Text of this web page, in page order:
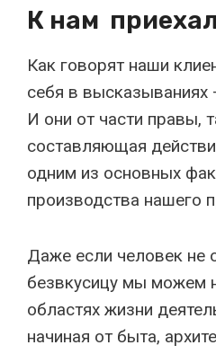
К нам
Как говорят наши
себя в высказываниях
И они от части правы,
составляющая
одним из основных
производства нашего
Даже если человек не
безвкусицу мы можем
областях жизни
начиная от быта,